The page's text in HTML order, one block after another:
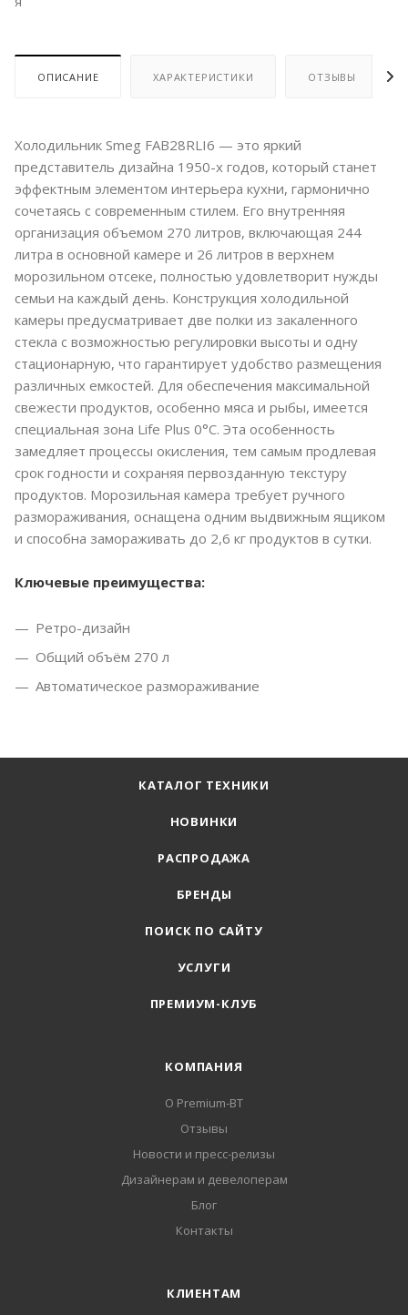
ОПИСАНИЕ ХАРАКТЕРИСТИКИ ОТЗЫВЫ
Холодильник Smeg FAB28RLI6 — это яркий
представитель дизайна 1950-х годов, который станет
эффектным элементом интерьера кухни, гармонично
сочетаясь с современным стилем. Его внутренняя
организация объемом 270 литров, включающая 244
литра в основной камере и 26 литров в верхнем
морозильном отсеке, полностью удовлетворит нужды
семьи на каждый день. Конструкция холодильной
камеры предусматривает две полки из закаленного
стекла с возможностью регулировки высоты и одну
стационарную, что гарантирует удобство размещения
различных емкостей. Для обеспечения максимальной
свежести продуктов, особенно мяса и рыбы, имеется
специальная зона Life Plus 0°C. Эта особенность
замедляет процессы окисления, тем самым продлевая
срок годности и сохраняя первозданную текстуру
продуктов. Морозильная камера требует ручного
размораживания, оснащена одним выдвижным ящиком
и способна замораживать до 2,6 кг продуктов в сутки.
Ключевые преимущества:
Ретро-дизайн
Общий объём 270 л
Автоматическое размораживание
КАТАЛОГ ТЕХНИКИ
НОВИНКИ
РАСПРОДАЖА
БРЕНДЫ
ПОИСК ПО САЙТУ
УСЛУГИ
ПРЕМИУМ-КЛУБ
КОМПАНИЯ
О Premium-BT
Отзывы
Новости и пресс-релизы
Дизайнерам и девелоперам
Блог
Контакты
КЛИЕНТАМ